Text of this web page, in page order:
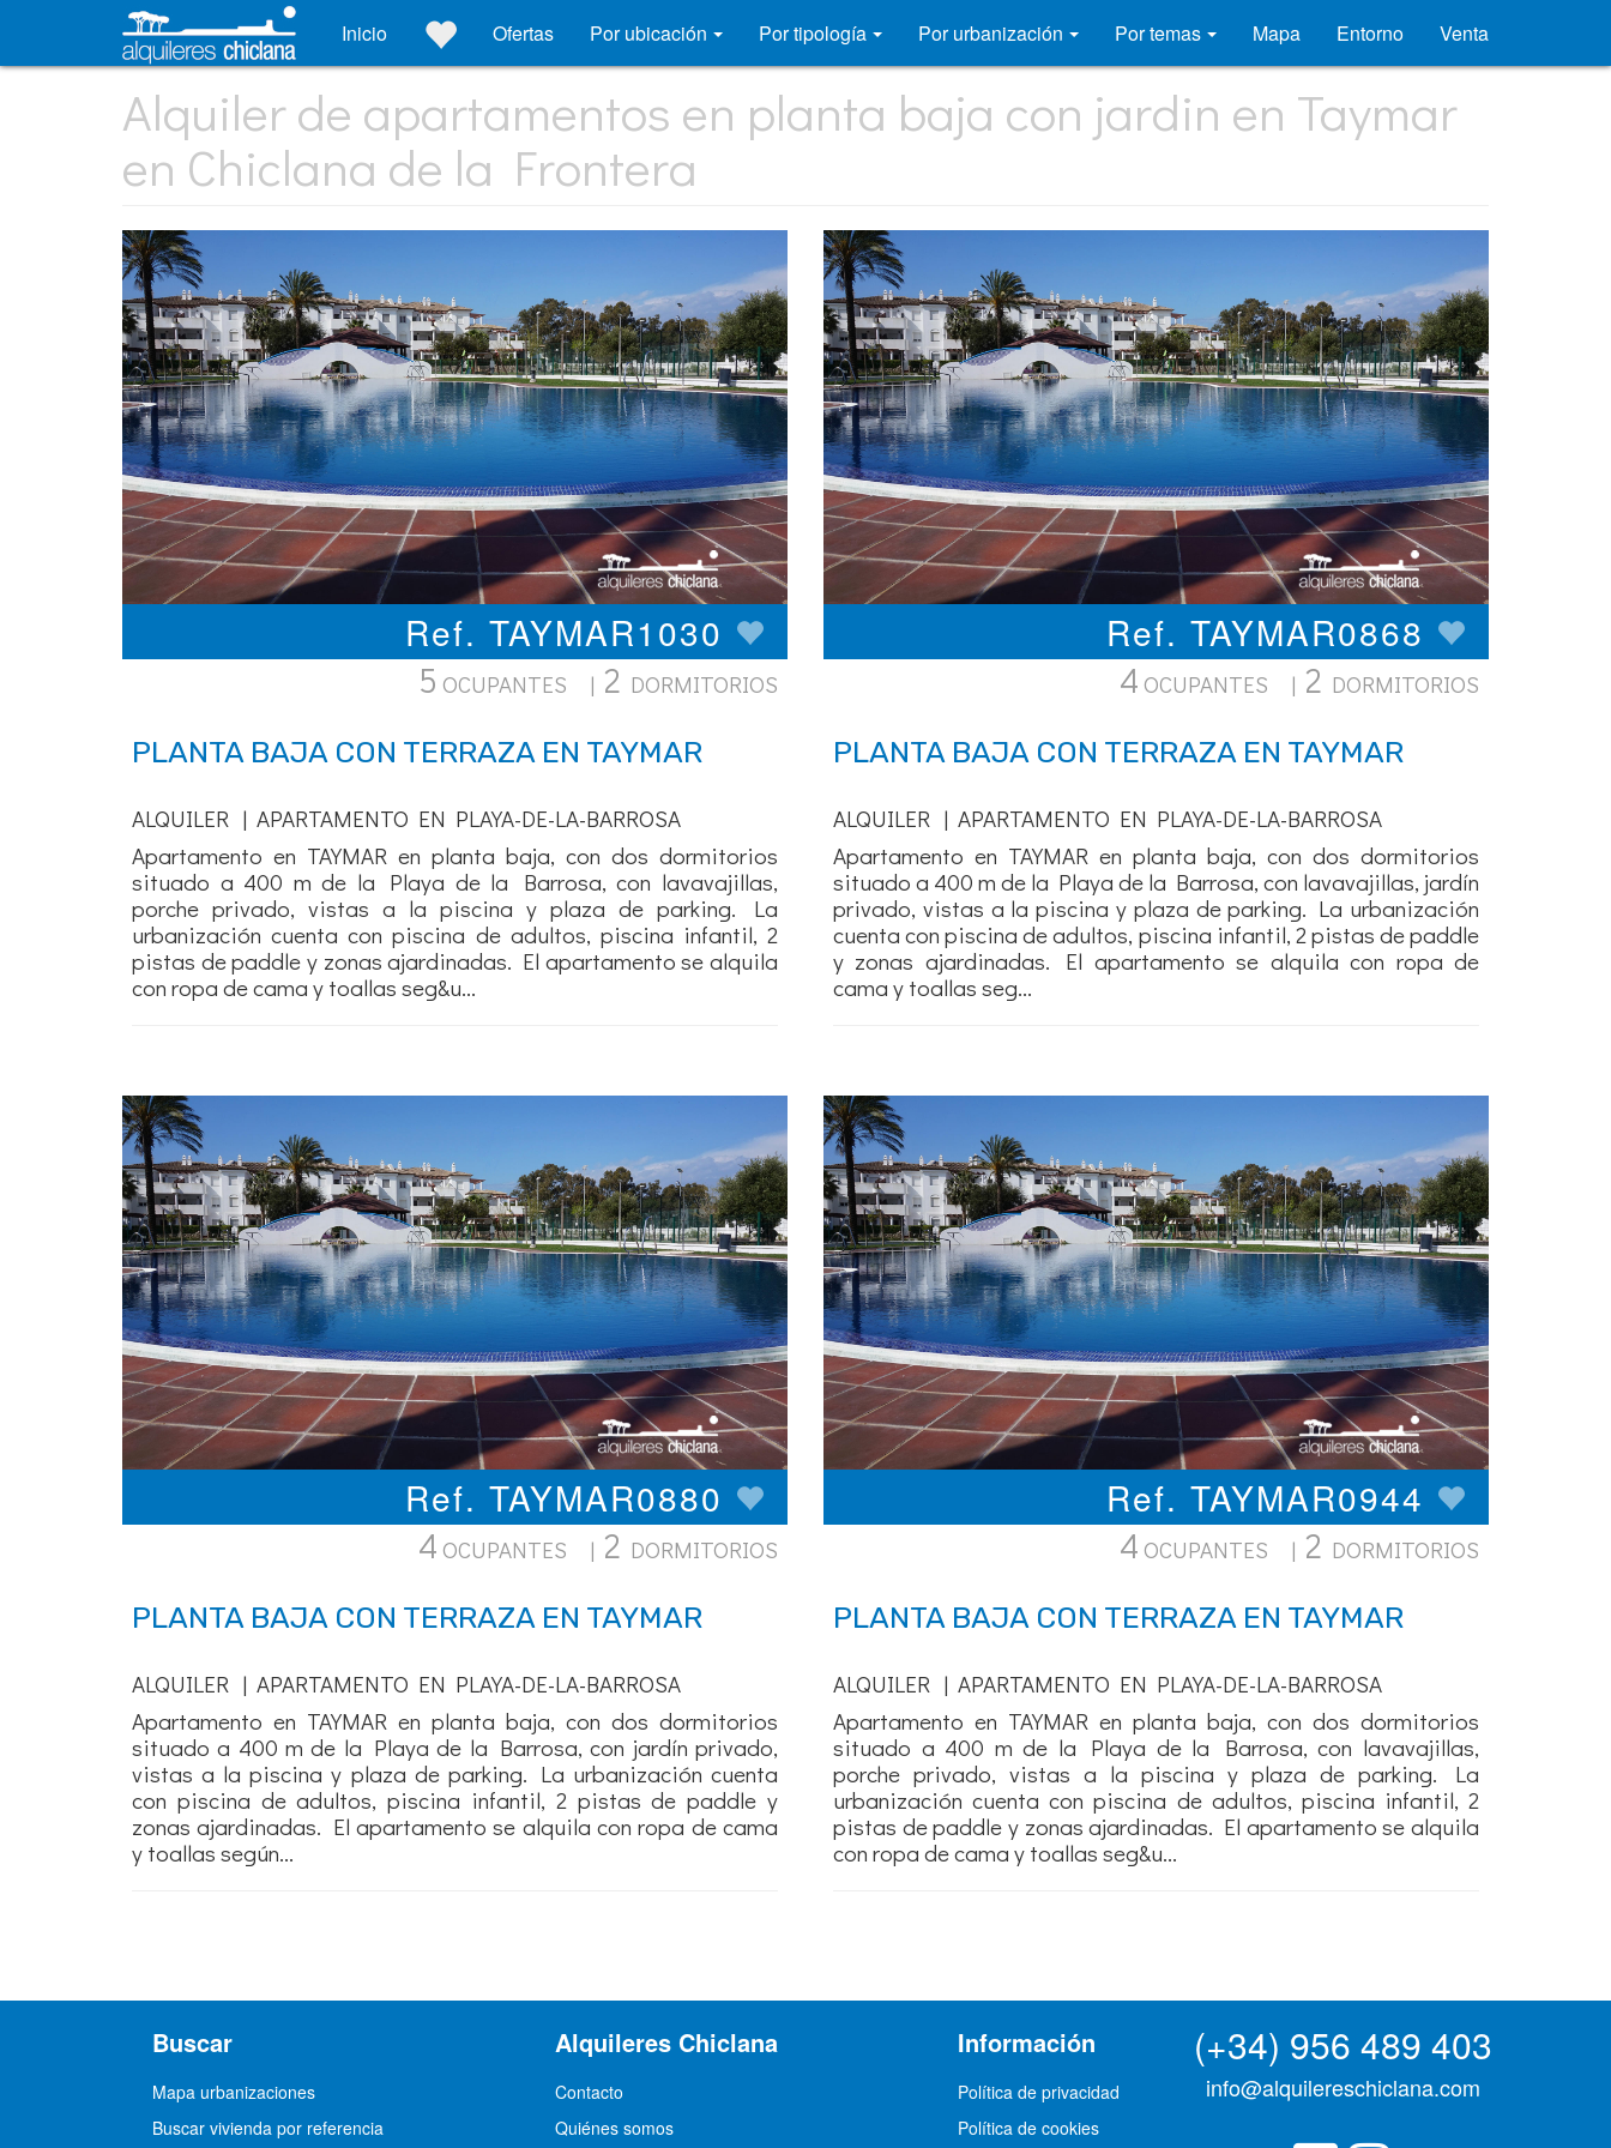
Inicio Ofertas Por ubicación Por tipología Por urbanización Por temas Mapa Entorno Venta
Alquiler de apartamentos en planta baja con jardin en Taymar
en Chiclana de la Frontera
Ref. TAYMAR1030
5 OCUPANTES | 2 DORMITORIOS
PLANTA BAJA CON TERRAZA EN TAYMAR
ALQUILER | APARTAMENTO EN PLAYA-DE-LA-BARROSA
Apartamento en TAYMAR en planta baja, con dos dormitorios
situado a 400 m de la Playa de la Barrosa, con lavavajillas,
porche privado, vistas a la piscina y plaza de parking. La
urbanización cuenta con piscina de adultos, piscina infantil, 2
pistas de paddle y zonas ajardinadas. El apartamento se alquila
con ropa de cama y toallas seg&u...
Ref. TAYMAR0868
4 OCUPANTES | 2 DORMITORIOS
PLANTA BAJA CON TERRAZA EN TAYMAR
ALQUILER | APARTAMENTO EN PLAYA-DE-LA-BARROSA
Apartamento en TAYMAR en planta baja, con dos dormitorios
situado a 400 m de la Playa de la Barrosa, con lavavajillas, jardín
privado, vistas a la piscina y plaza de parking. La urbanización
cuenta con piscina de adultos, piscina infantil, 2 pistas de paddle
y zonas ajardinadas. El apartamento se alquila con ropa de
cama y toallas seg...
Ref. TAYMAR0880
4 OCUPANTES | 2 DORMITORIOS
PLANTA BAJA CON TERRAZA EN TAYMAR
ALQUILER | APARTAMENTO EN PLAYA-DE-LA-BARROSA
Apartamento en TAYMAR en planta baja, con dos dormitorios
situado a 400 m de la Playa de la Barrosa, con jardín privado,
vistas a la piscina y plaza de parking. La urbanización cuenta
con piscina de adultos, piscina infantil, 2 pistas de paddle y
zonas ajardinadas. El apartamento se alquila con ropa de cama
y toallas según...
Ref. TAYMAR0944
4 OCUPANTES | 2 DORMITORIOS
PLANTA BAJA CON TERRAZA EN TAYMAR
ALQUILER | APARTAMENTO EN PLAYA-DE-LA-BARROSA
Apartamento en TAYMAR en planta baja, con dos dormitorios
situado a 400 m de la Playa de la Barrosa, con lavavajillas,
porche privado, vistas a la piscina y plaza de parking. La
urbanización cuenta con piscina de adultos, piscina infantil, 2
pistas de paddle y zonas ajardinadas. El apartamento se alquila
con ropa de cama y toallas seg&u...
Buscar
Mapa urbanizaciones
Buscar vivienda por referencia
Alquileres Chiclana
Contacto
Quiénes somos
Información
Política de privacidad
Política de cookies
(+34) 956 489 403
info@alquilereschiclana.com